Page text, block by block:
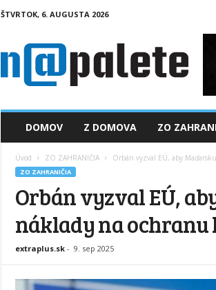
ŠTVRTOK, 6. AUGUSTA 2026
a
DOMOV Z DOMOVA ZO
Úvod ZO ZAHRANIČIA Orbán vyzval EÚ, aby
ZO ZAHRANIČIA
Orbán vyzval EÚ,
náklady na
extraplus.sk- 9. sep 2025